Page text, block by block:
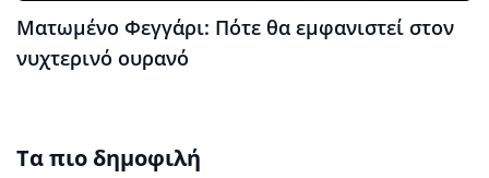
Ματωμένο Φεγγάρι: Πότε θα εμφανιστεί στον
νυχτερινό ουρανό
Τα πιο δημοφιλή